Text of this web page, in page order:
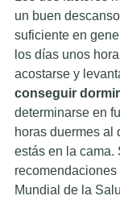
un buen
suficiente en
los días unos
acostarse y
conseguir
determinarse en
horas duermes al
estás en la cama.
Mundial de la